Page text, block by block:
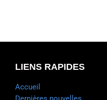
LIENS RAPIDES
Accueil